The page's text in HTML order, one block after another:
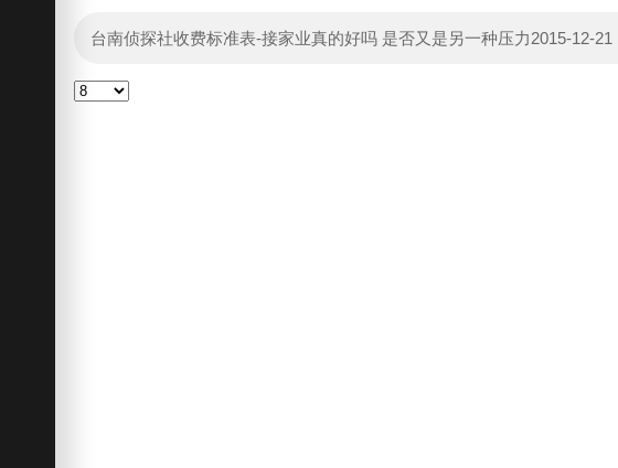
台南侦探社收费标准表-接家业真的好吗 是否又是另一种压力2015-12-21